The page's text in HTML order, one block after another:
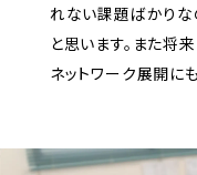
れない課題ばかり
と思います。また将
ネットワーク展開に